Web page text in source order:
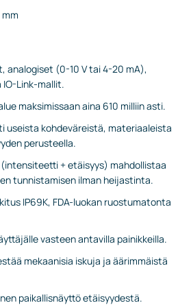
analogiset (0-10 V tai 4-20 mA),
Link-mallit.
maksimissaan aina 610 milliin asti.
useista kohdeväreistä, materiaaleista
perusteella.
+ etäisyys) mahdollistaa
tunnistamisen ilman heijastinta.
IP69K, FDA-luokan ruostumatonta
vasteen antavilla painikkeilla.
mekaanisia iskuja ja äärimmäistä
paikallisnäyttö etäisyydestä.